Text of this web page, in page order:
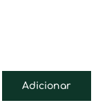
Adicionar